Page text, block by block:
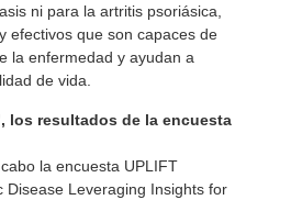
ni para la artritis psoriásica,
efectivos que son capaces de
la enfermedad y ayudan a
de vida.
los resultados de la encuesta
la encuesta UPLIFT
Disease Leveraging Insights for